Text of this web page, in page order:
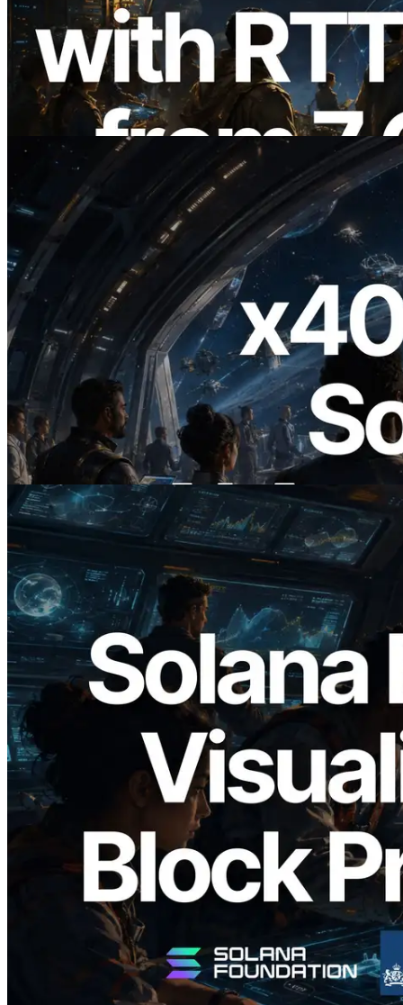
ERPC étend l’API Solana Leader Slot
avec la mesure du ping depuis 7 régions
du monde — l’API Validators
Information est également lancée
2026.07.04
ERPC lance un RPC Solana compatible
x402 — L'ère où les agents IA paient à la
demande les API dont ils ont besoin
Lire cet article
2026.05.24
Validators Solutions lance le Solana Block
Analyzer — Visualisation du temps de
production de bloc par slot et des
validateurs assignés